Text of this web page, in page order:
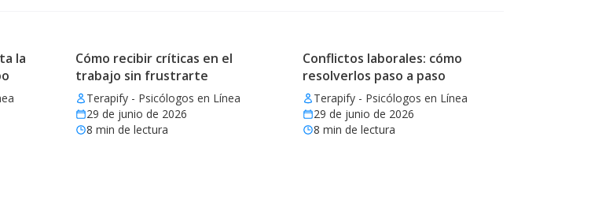
la
Cómo recibir críticas en el
trabajo sin frustrarte
Terapify - Psicólogos en Línea
29 de junio de 2026
8 min de lectura
Conflictos laborales: cómo
resolverlos paso a paso
Terapify - Psicólogos en Línea
29 de junio de 2026
8 min de lectura